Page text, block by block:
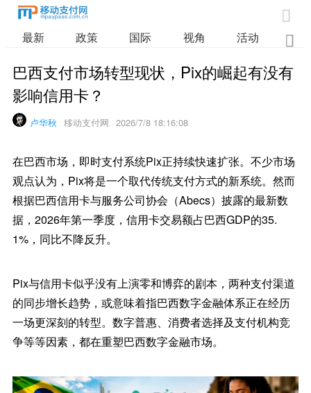

最新 政策 国际 视角 活动 业

巴西支付市场转型现状，Pix的崛起有没有
影响信用卡？
卢华秋 移动支付网 2026/7/8 18:16:08
在巴西市场，即时支付系统Pix正持续快速扩张。不少市场
观点认为，Pix将是一个取代传统支付方式的新系统。然而
根据巴西信用卡与服务公司协会（Abecs）披露的最新数
据，2026年第一季度，信用卡交易额占巴西GDP的35.
1%，同比不降反升。
Pix与信用卡似乎没有上演零和博弈的剧本，两种支付渠道
的同步增长趋势，或意味着指巴西数字金融体系正在经历
一场更深刻的转型。数字普惠、消费者选择及支付机构竞
争等等因素，都在重塑巴西数字金融市场。